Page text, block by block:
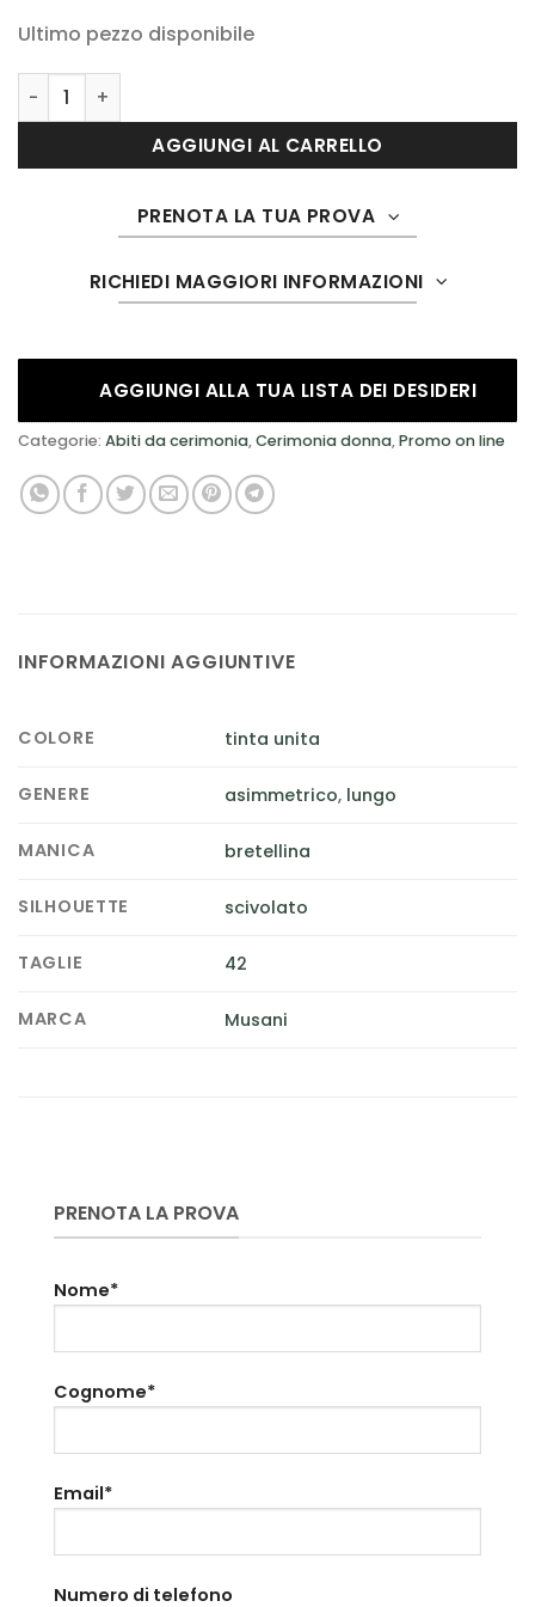
prezzo
originaleattuale
Ultimo pezzo disponibile
Le damigelle by Musani 1133 quantità
AGGIUNGI AL CARRELLO
PRENOTA LA TUA PROVA
RICHIEDI MAGGIORI INFORMAZIONI
AGGIUNGI ALLA TUA LISTA DEI DESIDERI
Categorie: Abiti da cerimonia,Cerimonia donna,Promo on line
INFORMAZIONI AGGIUNTIVE
COLORE tinta unita
GENERE asimmetrico, lungo
MANICA bretellina
SILHOUETTE scivolato
TAGLIE 42
MARCA Musani
PRENOTA LA PROVA
Nome*
Cognome*
Email*
Numero di telefono